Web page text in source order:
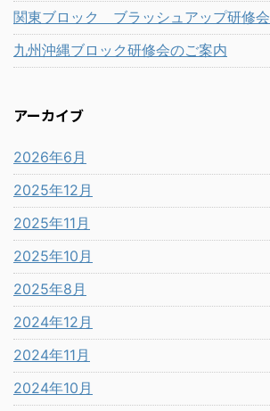
関東ブロック ブラッシュアップ研修会
九州沖縄ブロック研修会のご案内
アーカイブ
2026年6月
2025年12月
2025年11月
2025年10月
2025年8月
2024年12月
2024年11月
2024年10月